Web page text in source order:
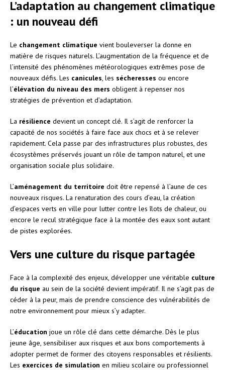
L’adaptation au changement climatique
: un nouveau défi
Le changement climatique vient bouleverser la donne en
matière de risques naturels. L’augmentation de la fréquence et de
l’intensité des phénomènes météorologiques extrêmes pose de
nouveaux défis. Les canicules , les sécheresses ou encore
l’élévation du niveau des mers obligent à repenser nos
stratégies de prévention et d’adaptation.
La résilience devient un concept clé. Il s’agit de renforcer la
capacité de nos sociétés à faire face aux chocs et à se relever
rapidement. Cela passe par des infrastructures plus robustes, des
écosystèmes préservés jouant un rôle de tampon naturel, et une
organisation sociale plus solidaire.
L’aménagement du territoire doit être repensé à l’aune de ces
nouveaux risques. La renaturation des cours d’eau, la création
d’espaces verts en ville pour lutter contre les îlots de chaleur, ou
encore le recul stratégique face à la montée des eaux sont autant
de pistes explorées.
Vers une culture du risque partagée
Face à la complexité des enjeux, développer une véritable culture
du risque au sein de la société devient impératif. Il ne s’agit pas de
céder à la peur, mais de prendre conscience des vulnérabilités de
notre environnement pour mieux s’y adapter.
L’éducation joue un rôle clé dans cette démarche. Dès le plus
jeune âge, sensibiliser aux risques et aux bons comportements à
adopter permet de former des citoyens responsables et résilients.
Les exercices de simulation en milieu scolaire ou professionnel